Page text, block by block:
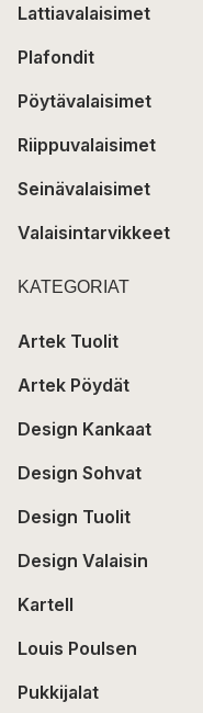
Lattiavalaisimet
Plafondit
Pöytävalaisimet
Riippuvalaisimet
Seinävalaisimet
Valaisintarvikkeet
KATEGORIAT
Artek Tuolit
Artek Pöydät
Design Kankaat
Design Sohvat
Design Tuolit
Design Valaisin
Kartell
Louis Poulsen
Pukkijalat